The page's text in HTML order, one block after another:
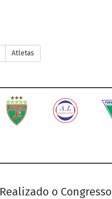
Atletas
Realizado o Congresso